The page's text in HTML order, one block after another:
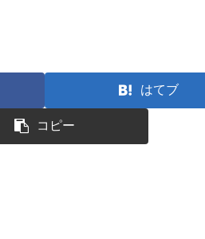
はてブ
コピー